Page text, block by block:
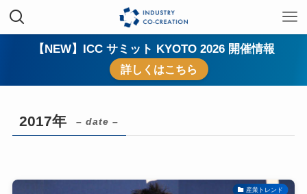
【NEW】ICC サミット KYOTO 2026 開催情報
詳しくはこちら
2017年 – date –
産業トレンド